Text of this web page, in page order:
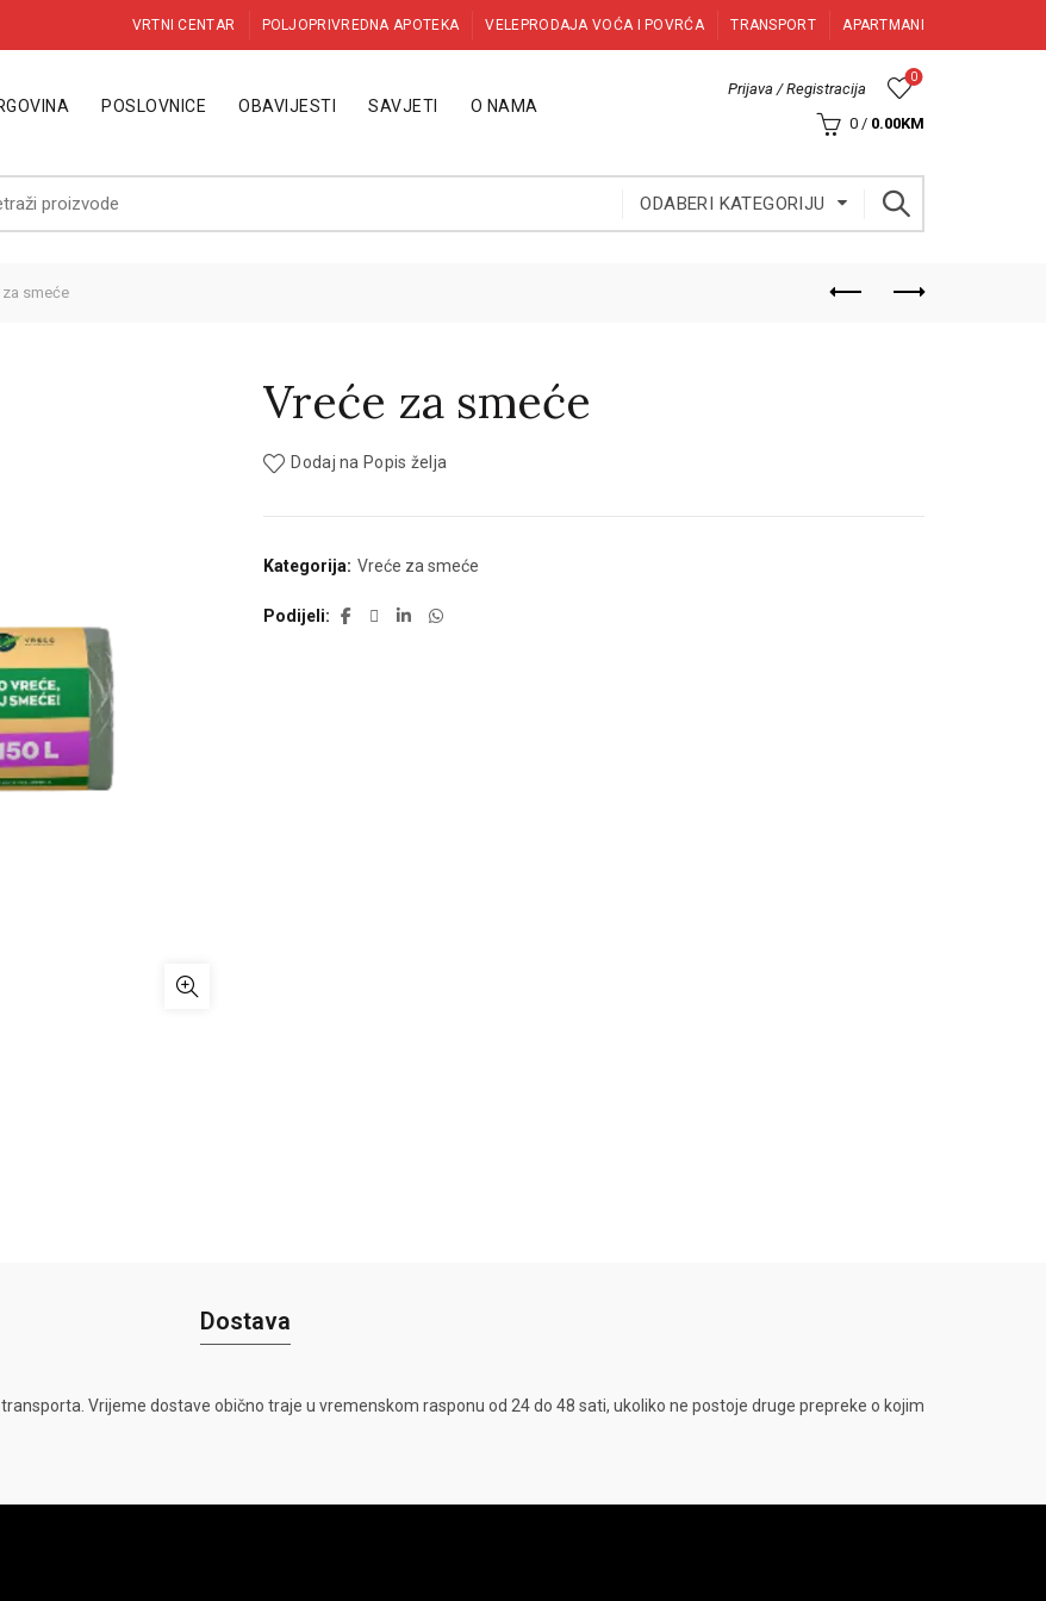
VRTNI CENTAR POLJOPRIVREDNA APOTEKA VELEPRODAJA VOĆA I POVRĆA TRANSPORT APARTMANI
POSLOVNICE OBAVIJESTI SAVJETI O NAMA
Prijava / Registracija
0
0 / 0.00KM
ODABERI KATEGORIJU
za smeće
Vreće za smeće
Dodaj na Popis želja
Kategorija: Vreće za smeće
Podijeli
Dostava
Vrijeme dostave obično traje u vremenskom rasponu od 24 do 48 sati, ukoliko ne postoje druge prepreke o kojim